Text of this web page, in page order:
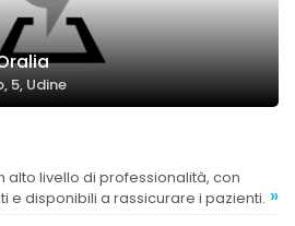
5, Udine
e disponibili a rassicurare i pazienti. »